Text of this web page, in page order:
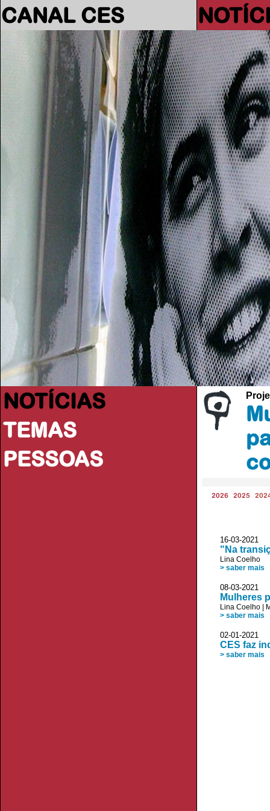
CANAL CES
NOTÍCIAS
TEMAS
PESSOAS
2026 2025
16-03-2021
"Na
Lina Coelho
> saber mais
08-03-2021
Mulheres
Lina Coelho
> saber mais
02-01-2021
CES faz
> saber mais